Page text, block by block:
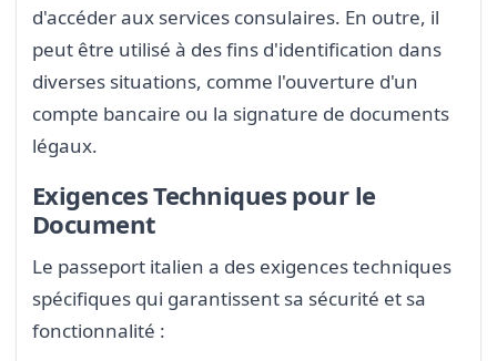
d'accéder aux services consulaires. En outre, il
peut être utilisé à des fins d'identification dans
diverses situations, comme l'ouverture d'un
compte bancaire ou la signature de documents
légaux.
Exigences Techniques pour le
Document
Le passeport italien a des exigences techniques
spécifiques qui garantissent sa sécurité et sa
fonctionnalité :